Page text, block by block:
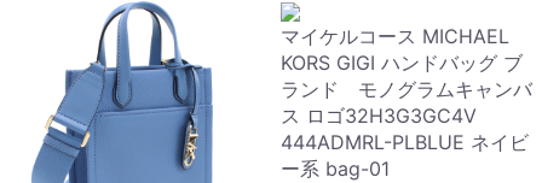
マイケルコース MICHAEL
KORS GIGI ハンドバッグ ブ
ランド モノグラムキャンバ
ス ロゴ32H3G3GC4V
444ADMRL-PLBLUE ネイビ
ー系 bag-01